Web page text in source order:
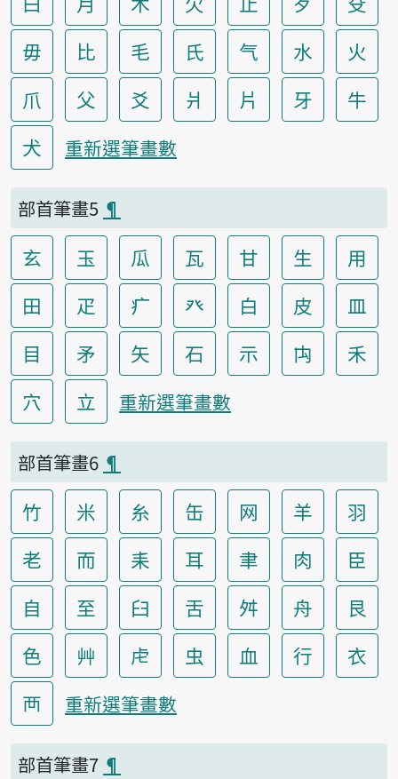
毋
比 毛 氏 气 水
火
爪
父 爻 爿 片 牙
牛
犬
重新選筆畫數
部首筆畫5 ¶
玄 玉 瓜 瓦 甘 生
用
田
疋 疒 癶 白 皮
皿
目
矛 矢 石 示 禸
禾
穴
立 重新選筆畫數
部首筆畫6 ¶
竹 米 糸 缶 网 羊
羽
老
而 耒 耳 聿 肉
臣
自
至 臼 舌 舛 舟
艮
色
艸 虍 虫 血 行
衣
襾
重新選筆畫數
部首筆畫7 ¶